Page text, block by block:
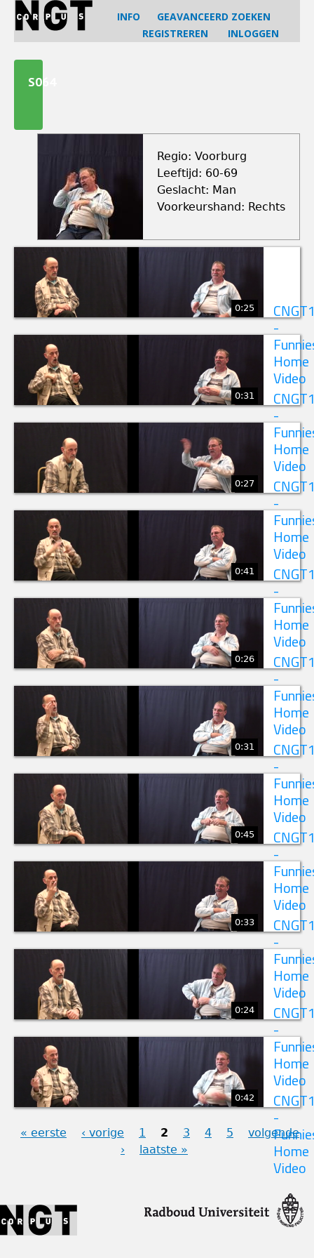
Jump
navigation
INFO
GEAVANCEERD ZOEKEN
REGISTREREN
INLOGGEN
topS064
Regio: Voorburg
Leeftijd: 60-69
Geslacht: Man
Voorkeurshand: Rechts
0:25
-
Home
Video
0:31
-
Home
Video
0:27
-
Home
Video
0:41
-
Home
Video
0:26
-
Home
Video
0:31
-
Home
Video
0:45
-
Home
Video
0:33
-
Home
Video
0:24
-
Home
Video
0:42
-
Home
Video
« eerste ‹ vorige 1 2 3 4 5
volgende
›
laatste »